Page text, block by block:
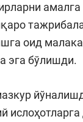
оид
эга бўлишди.
ислоҳотларга